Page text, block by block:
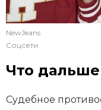
NewJeans
Соцсети
Что дальше
Судебное